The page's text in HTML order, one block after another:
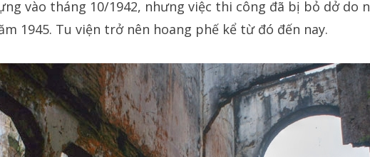
vào tháng 10/1942, nhưng việc thi công đã bị bỏ dở do
1945. Tu viện trở nên hoang phế kể từ đó đến nay.